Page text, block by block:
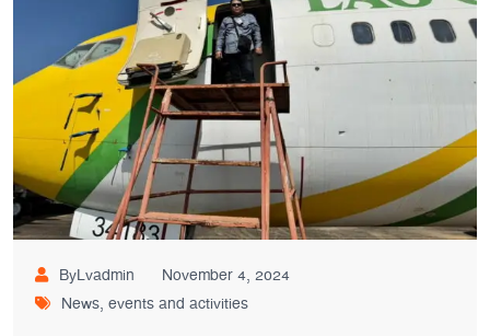
ByLvadmin
November 4, 2024
News, events and activities